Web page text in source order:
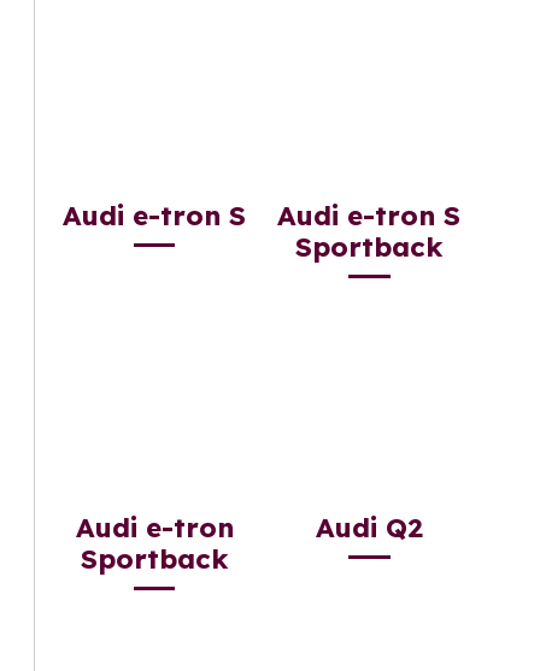
Audi e-tron S
Audi e-tron S
Sportback
Audi e-tron
Sportback
Audi Q2